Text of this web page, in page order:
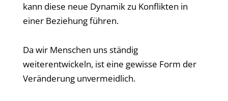
kann diese neue Dynamik zu Konflikten in
einer Beziehung führen.
Da wir Menschen uns ständig
weiterentwickeln, ist eine gewisse Form der
Veränderung unvermeidlich.